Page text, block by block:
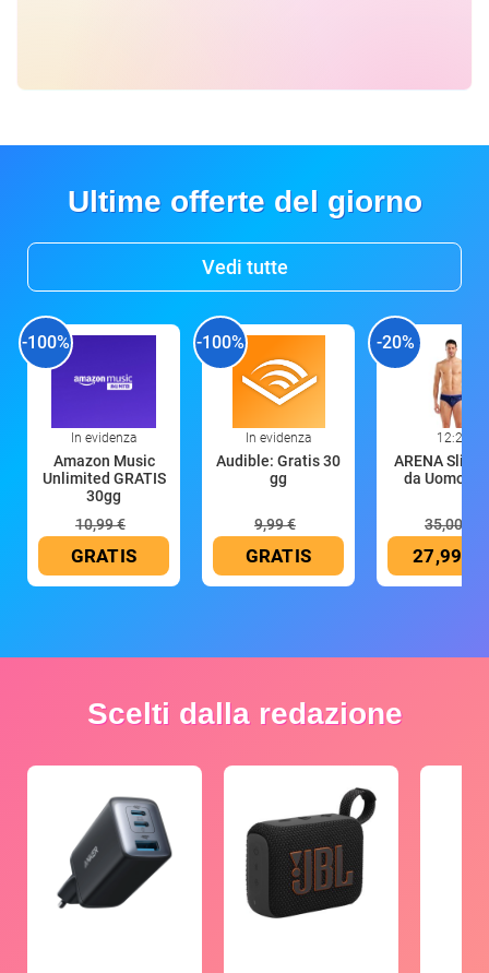
Ultime offerte del giorno
Vedi tutte
-100%
In evidenza
Amazon Music
Unlimited GRATIS
30gg
10,99 €
GRATIS
-100%
In evidenza
Audible: Gratis 30
gg
9,99 €
GRATIS
-20%
12:25
ARENA Slip
da Uomo
35,00 €
27,99 €
Scelti dalla redazione